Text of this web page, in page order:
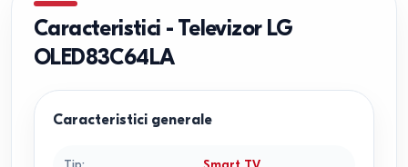
Caracteristici - Televizor LG
OLED83C64LA
Caracteristici generale